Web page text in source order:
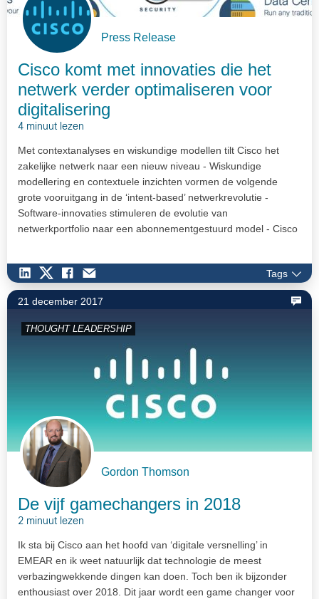
Press Release
Cisco komt met innovaties die het
netwerk verder optimaliseren voor
digitalisering
4 minuut lezen
Met contextanalyses en wiskundige modellen tilt Cisco het
zakelijke netwerk naar een nieuw niveau - Wiskundige
modellering en contextuele inzichten vormen de volgende
grote vooruitgang in de ‘intent-based’ netwerkrevolutie -
Software-innovaties stimuleren de evolutie van
netwerkportfolio naar een abonnementgestuurd model - Cisco
daaromheen omvat
Tags
21 december 2017
THOUGHT LEADERSHIP
Gordon Thomson
De vijf gamechangers in 2018
2 minuut lezen
Ik sta bij Cisco aan het hoofd van ‘digitale versnelling’ in
EMEAR en ik weet natuurlijk dat technologie de meest
verbazingwekkende dingen kan doen. Toch ben ik bijzonder
enthousiast over 2018. Dit jaar wordt een game changer voor